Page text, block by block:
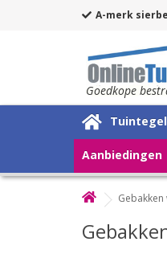
A-merk
Goedkope
Aanbiedingen